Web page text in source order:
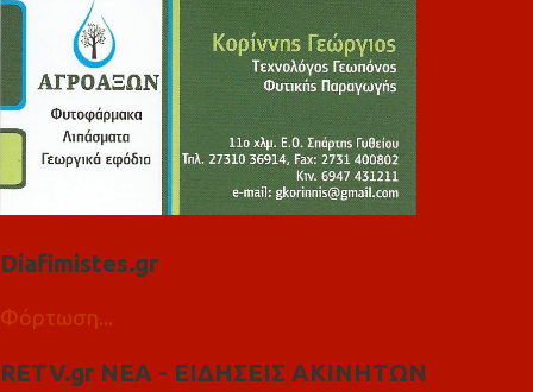
Diafimistes.gr
Φόρτωση...
RETV.gr ΝΕΑ - ΕΙΔΗΣΕΙΣ ΑΚΙΝΗΤΩΝ